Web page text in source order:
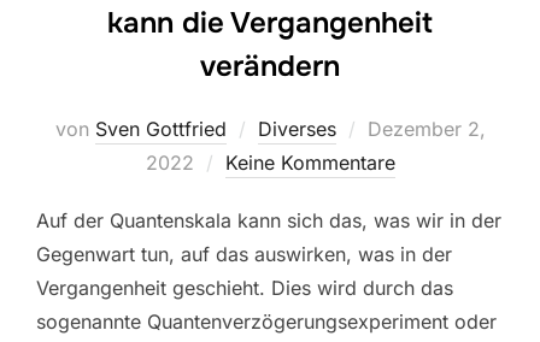
kann die Vergangenheit
verändern
von Sven Gottfried Diverses
Veröffentlicht
am
Dezember 2,
2022
Keine Kommentare
Auf der Quantenskala kann sich das, was wir in der
Gegenwart tun, auf das auswirken, was in der
Vergangenheit geschieht. Dies wird durch das
sogenannte Quantenverzögerungsexperiment oder